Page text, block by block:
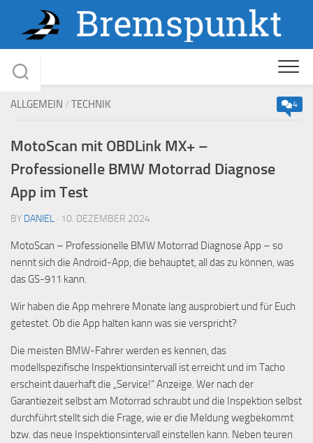
content
ALLGEMEIN / TECHNIK 4
MotoScan mit OBDLink MX+ –
Professionelle BMW Motorrad Diagnose
App im Test
BY DANIEL · 10. DEZEMBER 2024
MotoScan – Professionelle BMW Motorrad Diagnose App – so
nennt sich die Android-App, die behauptet, all das zu können, was
das GS-911 kann.
Wir haben die App mehrere Monate lang ausprobiert und für Euch
getestet. Ob die App halten kann was sie verspricht?
Die meisten BMW-Fahrer werden es kennen, das
modellspezifische Inspektionsintervall ist erreicht und im Tacho
erscheint dauerhaft die „Service!“ Anzeige. Wer nach der
Garantiezeit selbst am Motorrad schraubt und die Inspektion selbst
durchführt stellt sich die Frage, wie er die Meldung wegbekommt
bzw. das neue Inspektionsintervall einstellen kann. Neben teuren